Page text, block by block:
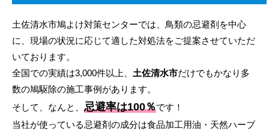
土佐清水市鳩よけ対策センターでは、鳥類の忌避剤を中心
に、現場の状況に応じて適した対処法をご提案させていただ
いております。
全国での実績は3,000件以上、 土佐清水市だけでもかなり多
数の鳩駆除の施工事例があります。
そして、なんと、 忌避率は100％です！
当社が使っている忌避剤の成分は食品加工用油・天然ハーブ